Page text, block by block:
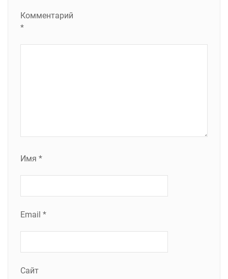
Комментарий
*
Имя *
Email *
Сайт